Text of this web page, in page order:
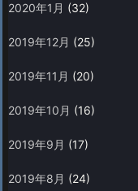
2020年1月 (32)
2019年12月 (25)
2019年11月 (20)
2019年10月 (16)
2019年9月 (17)
2019年8月 (24)